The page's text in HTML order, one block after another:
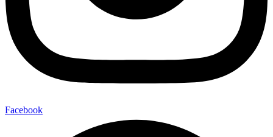
Facebook